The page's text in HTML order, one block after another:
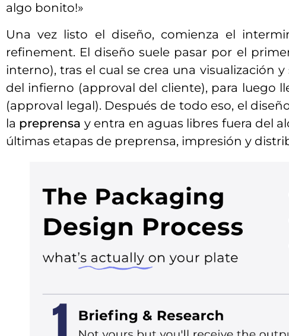
algo bonito!»
Una vez listo el diseño, comienza el
refinement. El diseño suele pasar por el
interno), tras el cual se crea una visualización
del infierno (approval del cliente), para luego
(approval legal). Después de todo eso, el
la preprensa y entra en aguas libres fuera del
últimas etapas de preprensa, impresión y